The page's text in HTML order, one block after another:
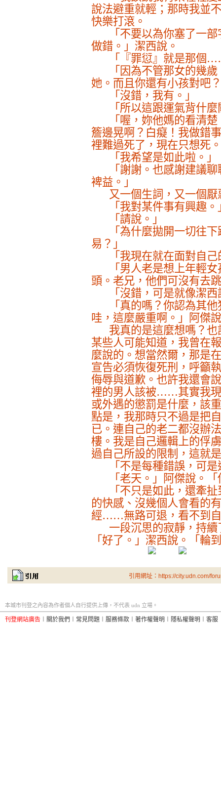
說法避重就輕；那時我並
快樂打滾。
「不要以為你塞了一
做錯。」潔西說。
「『罪愆』就是那個
「因為不管那女的幾
她。而且你還有小孩對吧
「沒錯，我有。」
「所以這跟運氣背什
「喔，妳他媽的看清
簷邊晃啊？白癡！我做錯
裡難過死了，現在只想死
「我希望是如此啦。」
「謝謝。也感謝建議
裨益。」
又一個生詞，又一個
「我對某件事有興趣
「請說。」
「為什麼拋開一切往
易？」
「我現在就在面對自
「男人老是想上年輕
頭。老兄，他們可沒有去
「沒錯，可是就像潔
「真的嗎？你認為其
哇，這麼嚴重啊。」阿傑
我真的是這麼想嗎？
某些人可能知道，我曾在
麼說的。想當然爾，那是
宣告必須恢復死刑，呼籲
侮辱與道歉。也許我還會
裡的男人該被……其實我
或外遇的懲罰是什麼，該
點是，我那時只不過是把
已。連自己的老二都沒辦
樓。我是自己邏輯上的俘
過自己所設的限制，這就
「不是每種錯誤，可
「老天。」阿傑說。
「不只是如此，還牽
的快感、沒幾個人會看的
經……無路可退，看不到
一段沉思的寂靜，持
「好了。」潔西說。「輪
引用網址：https://city.udn.com/
本城市刊登之內容為作者個人自行提供上傳，不代表 udn 立場。
刊登網站廣告 關於我們 常見問題 服務條款 著作權聲明 隱私權聲明 客服